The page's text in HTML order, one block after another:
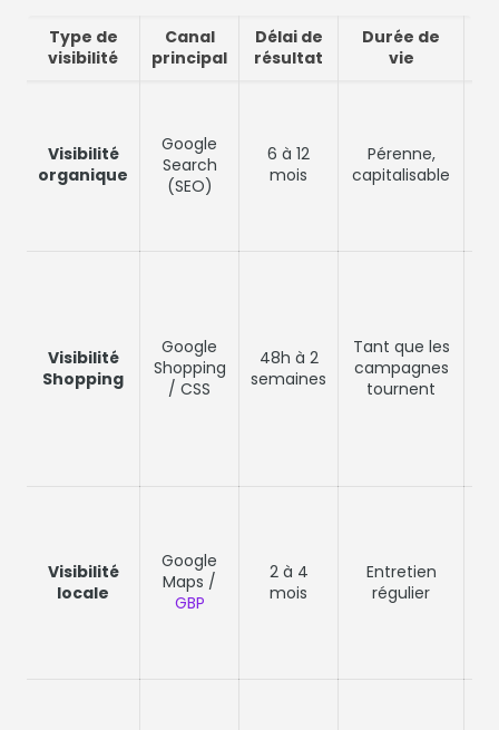
Type de
visibilité
Canal
principal
Délai de
résultat
Durée de
vie
Visibilité
organique
Google
Search
(SEO)
6 à 12
mois
Pérenne,
capitalisable
Visibilité
Shopping
Google
Shopping
/ CSS
48h à 2
semaines
Tant que les
campagnes
tournent
Visibilité
locale
Google
Maps /
GBP
2 à 4
mois
Entretien
régulier